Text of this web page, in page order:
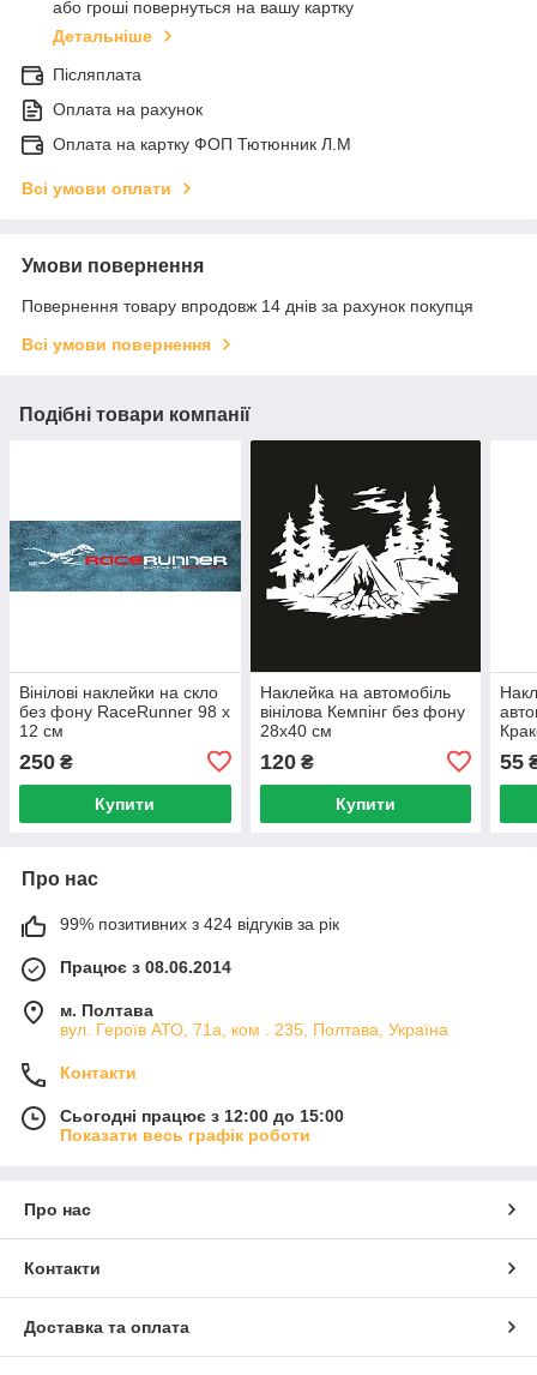
або гроші повернуться на вашу картку
Детальніше
Післяплата
Оплата на рахунок
Оплата на картку ФОП Тютюнник Л.М
Всі умови оплати
Умови повернення
Повернення товару впродовж 14 днів за рахунок покупця
Всі умови повернення
Подібні товари компанії
Вінілові наклейки на скло
без фону RaceRunner 98 х
12 см
250 ₴
Купити
Наклейка на автомобіль
вінілова Кемпінг без фону
28х40 см
120₴
Купити
55
Про нас
99% позитивних з 424 відгуків за рік
Працює з 08.06.2014
м. Полтава
вул. Героїв АТО, 71а, ком . 235, Полтава, Україна
Контакти
Сьогодні працює з 12:00 до 15:00
Показати весь графік роботи
Про нас
Контакти
Доставка та оплата